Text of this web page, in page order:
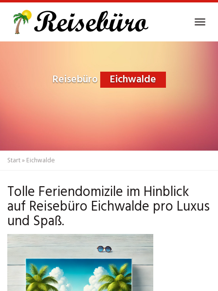
main
Reisebüro Eichwalde
Start» Eichwalde
Tolle Feriendomizile im Hinblick
auf Reisebüro Eichwalde pro Luxus
und Spaß.